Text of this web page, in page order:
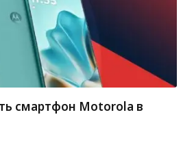
смартфон Motorola в